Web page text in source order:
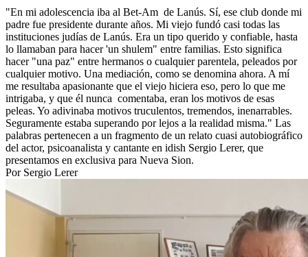
"En mi adolescencia iba al Bet-Am de Lanús. Sí, ese club donde mi
padre fue presidente durante años. Mi viejo fundó casi todas las
instituciones judías de Lanús. Era un tipo querido y confiable, hasta
lo llamaban para hacer 'un shulem" entre familias. Esto significa
hacer "una paz" entre hermanos o cualquier parentela, peleados por
cualquier motivo. Una mediación, como se denomina ahora. A mí
me resultaba apasionante que el viejo hiciera eso, pero lo que me
intrigaba, y que él nunca comentaba, eran los motivos de esas
peleas. Yo adivinaba motivos truculentos, tremendos, inenarrables.
Seguramente estaba superando por lejos a la realidad misma." Las
palabras pertenecen a un fragmento de un relato cuasi autobiográfico
del actor, psicoanalista y cantante en idish Sergio Lerer, que
presentamos en exclusiva para Nueva Sion.
Por Sergio Lerer